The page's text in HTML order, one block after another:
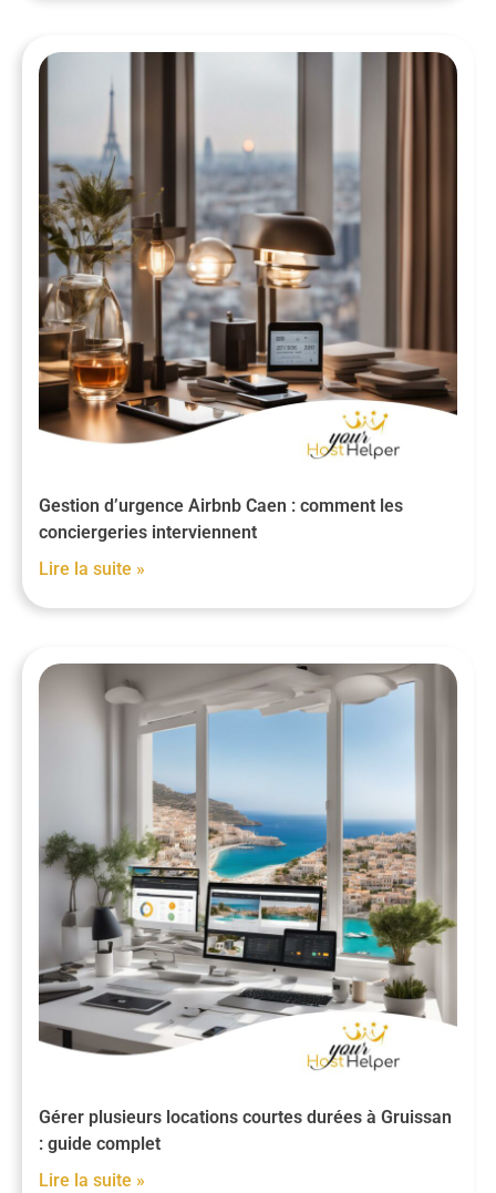
Gestion d’urgence Airbnb Caen : comment les
conciergeries interviennent
Lire la suite »
Gérer plusieurs locations courtes durées à Gruissan
: guide complet
Lire la suite »